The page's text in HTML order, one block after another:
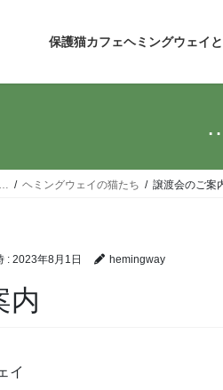
保護猫カフェヘミングウェイ
ヘミングウェイの猫たち 譲渡会のご案
: 2023年8月1日 hemingway
内
イ